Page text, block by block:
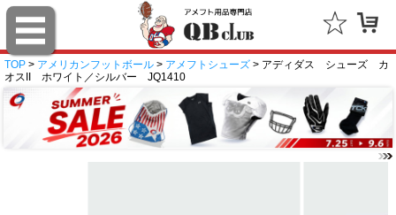
TOP > アメリカンフットボール > アメフトシューズ > アディダス シューズ カ
オスII ホワイト／シルバー JQ1410